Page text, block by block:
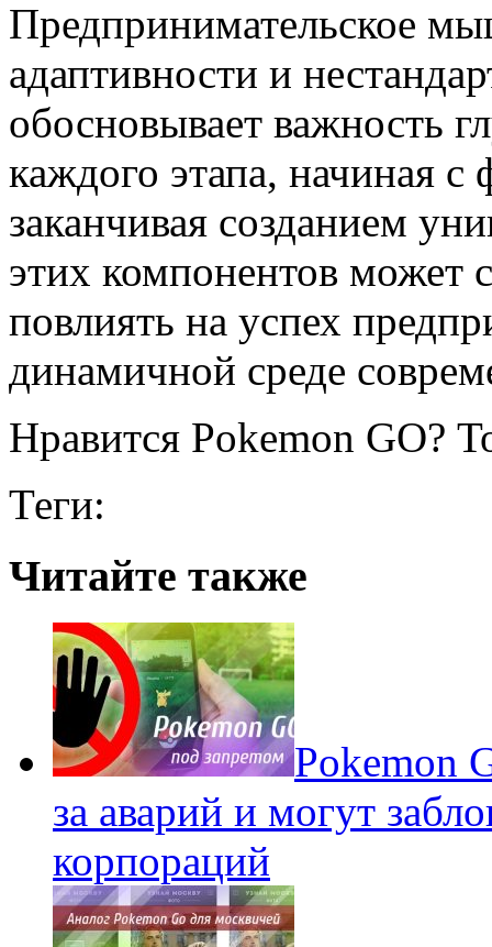
Предпринимательское
адаптивности и
обосновывает важность
каждого этапа, начиная
заканчивая созданием
этих компонентов может
повлиять на успех
динамичной среде
Нравится Pokemon GO?
Теги:
Читайте также
Pokеmon
за аварий и могут
корпораций